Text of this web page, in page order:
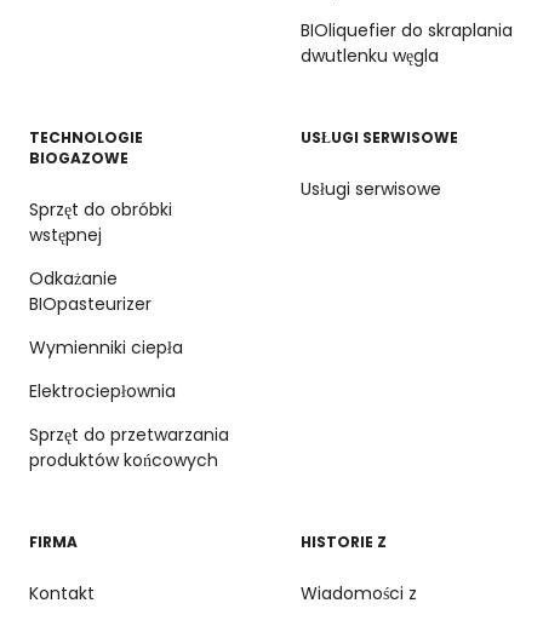
BIOliquefier do skraplania
dwutlenku węgla
TECHNOLOGIE
BIOGAZOWE
Sprzęt do obróbki
wstępnej
Odkażanie
BIOpasteurizer
Wymienniki ciepła
Elektrociepłownia
Sprzęt do przetwarzania
produktów końcowych
USŁUGI SERWISOWE
Usługi serwisowe
FIRMA
Kontakt
HISTORIE Z
Wiadomości z